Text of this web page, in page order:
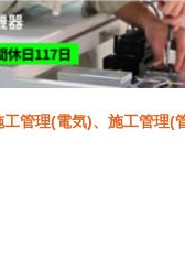
管理(電気)、施工管理(